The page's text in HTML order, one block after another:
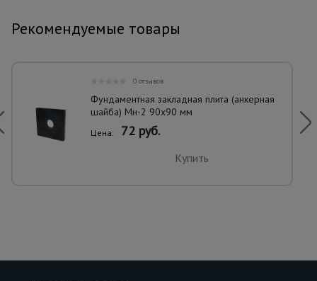
Рекомендуемые товары
0 отзывов
Фундаментная закладная плита (анкерная
шайба) Мн-2 90х90 мм
Цена: 72 руб.
Купить